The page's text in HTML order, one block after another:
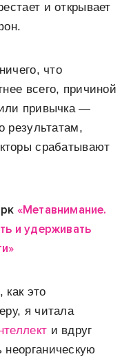
и открывает
что
всего, причиной
привычка —
результатам,
срабатывают
«Метавнимание.
и удерживать
это
я читала
и вдруг